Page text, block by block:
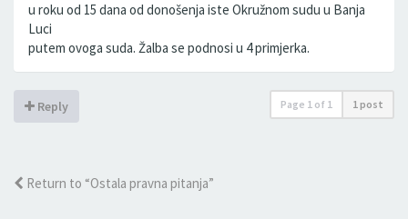
u roku od 15 dana od donošenja iste Okružnom sudu u Banja
Luci
putem ovoga suda. Žalba se podnosi u 4 primjerka.
Reply Page 1 of 1 1 post
Return to “Ostala pravna pitanja”